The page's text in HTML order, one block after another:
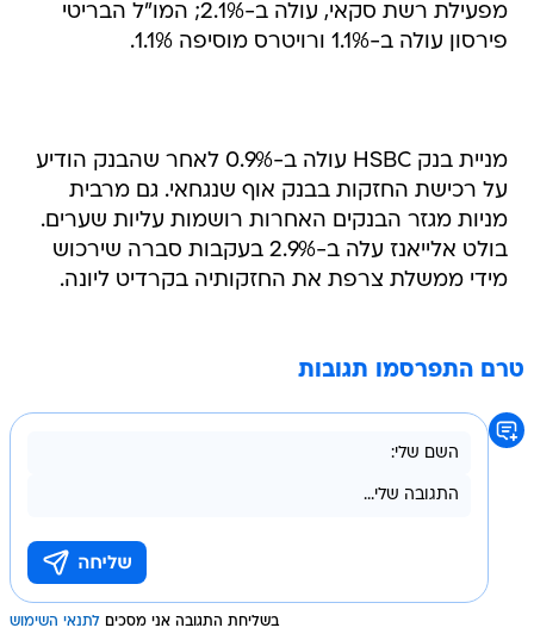
מפעילת רשת סקאי, עולה ב-2.1%; המו"ל הבריטי
פירסון עולה ב-1.1% ורויטרס מוסיפה 1.1%.
מניית בנק HSBC עולה ב-0.9% לאחר שהבנק הודיע
על רכישת החזקות בבנק אוף שנגחאי. גם מרבית
מניות מגזר הבנקים האחרות רושמות עליות שערים.
בולט אלייאנז עלה ב-2.9% בעקבות סברה שירכוש
מידי ממשלת צרפת את החזקותיה בקרדיט ליונה.
טרם התפרסמו תגובות
בשליחת התגובה אני מסכים לתנאי השימוש